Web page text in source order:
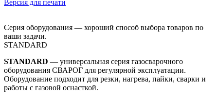
Версия для печати
Серия оборудования — хороший способ выбора товаров по
ваши задачи.
STANDARD
STANDARD — универсальная серия газосварочного
оборудования СВАРОГ для регулярной эксплуатации.
Оборудование подходит для резки, нагрева, пайки, сварки и
работы с газовой оснасткой.